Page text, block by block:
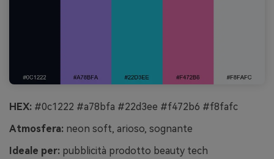
HEX: #0c1222 #a78bfa #22d3ee #f472b6 #f8fafc
Atmosfera: neon soft, arioso, sognante
Ideale per: pubblicità prodotto beauty tech